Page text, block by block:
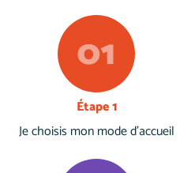
Étape 1
Je choisis mon mode d'accueil